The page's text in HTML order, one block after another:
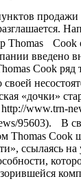
Thomas Cook
введено
Cook ряд
«дочки»
www.trn-
95603). В
Thomas Cook
ссылаясь на